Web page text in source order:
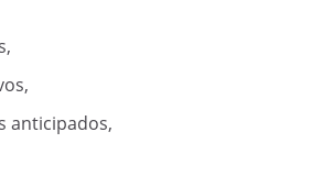
anticipados,